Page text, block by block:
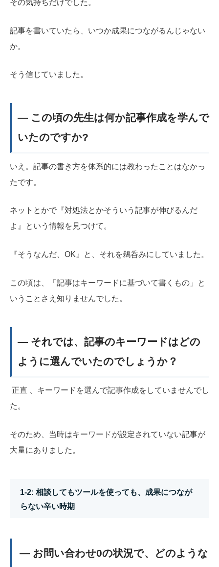
その気持ちだけでした。
記事を書いていたら、いつか成果につながるんじゃない
か。
そう信じていました。
― この頃の先生は何か記事作成を学んで
いたのですか?
いえ。記事の書き方を体系的には教わったことはなかっ
たです。
ネットとかで『対処法とかそういう記事が伸びるんだ
よ』という情報を見つけて。
『そうなんだ、OK』と、それを鵜呑みにしていました。
この頃は、「記事はキーワードに基づいて書くもの」と
いうことさえ知りませんでした。
― それでは、記事のキーワードはどの
ように選んでいたのでしょうか？
正直 、キーワードを選んで記事作成をしていませんでし
た。
そのため、当時はキーワードが設定されていない記事が
大量にありました。
1-2: 相談してもツールを使っても、成果につなが
らない辛い時期
― お問い合わせ0の状況で、どのような